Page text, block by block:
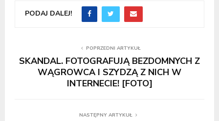
PODAJ DALEJ!
POPRZEDNI ARTYKUŁ
SKANDAL. FOTOGRAFUJĄ BEZDOMNYCH Z
WĄGROWCA I SZYDZĄ Z NICH W
INTERNECIE! [FOTO]
NASTĘPNY ARTYKUŁ